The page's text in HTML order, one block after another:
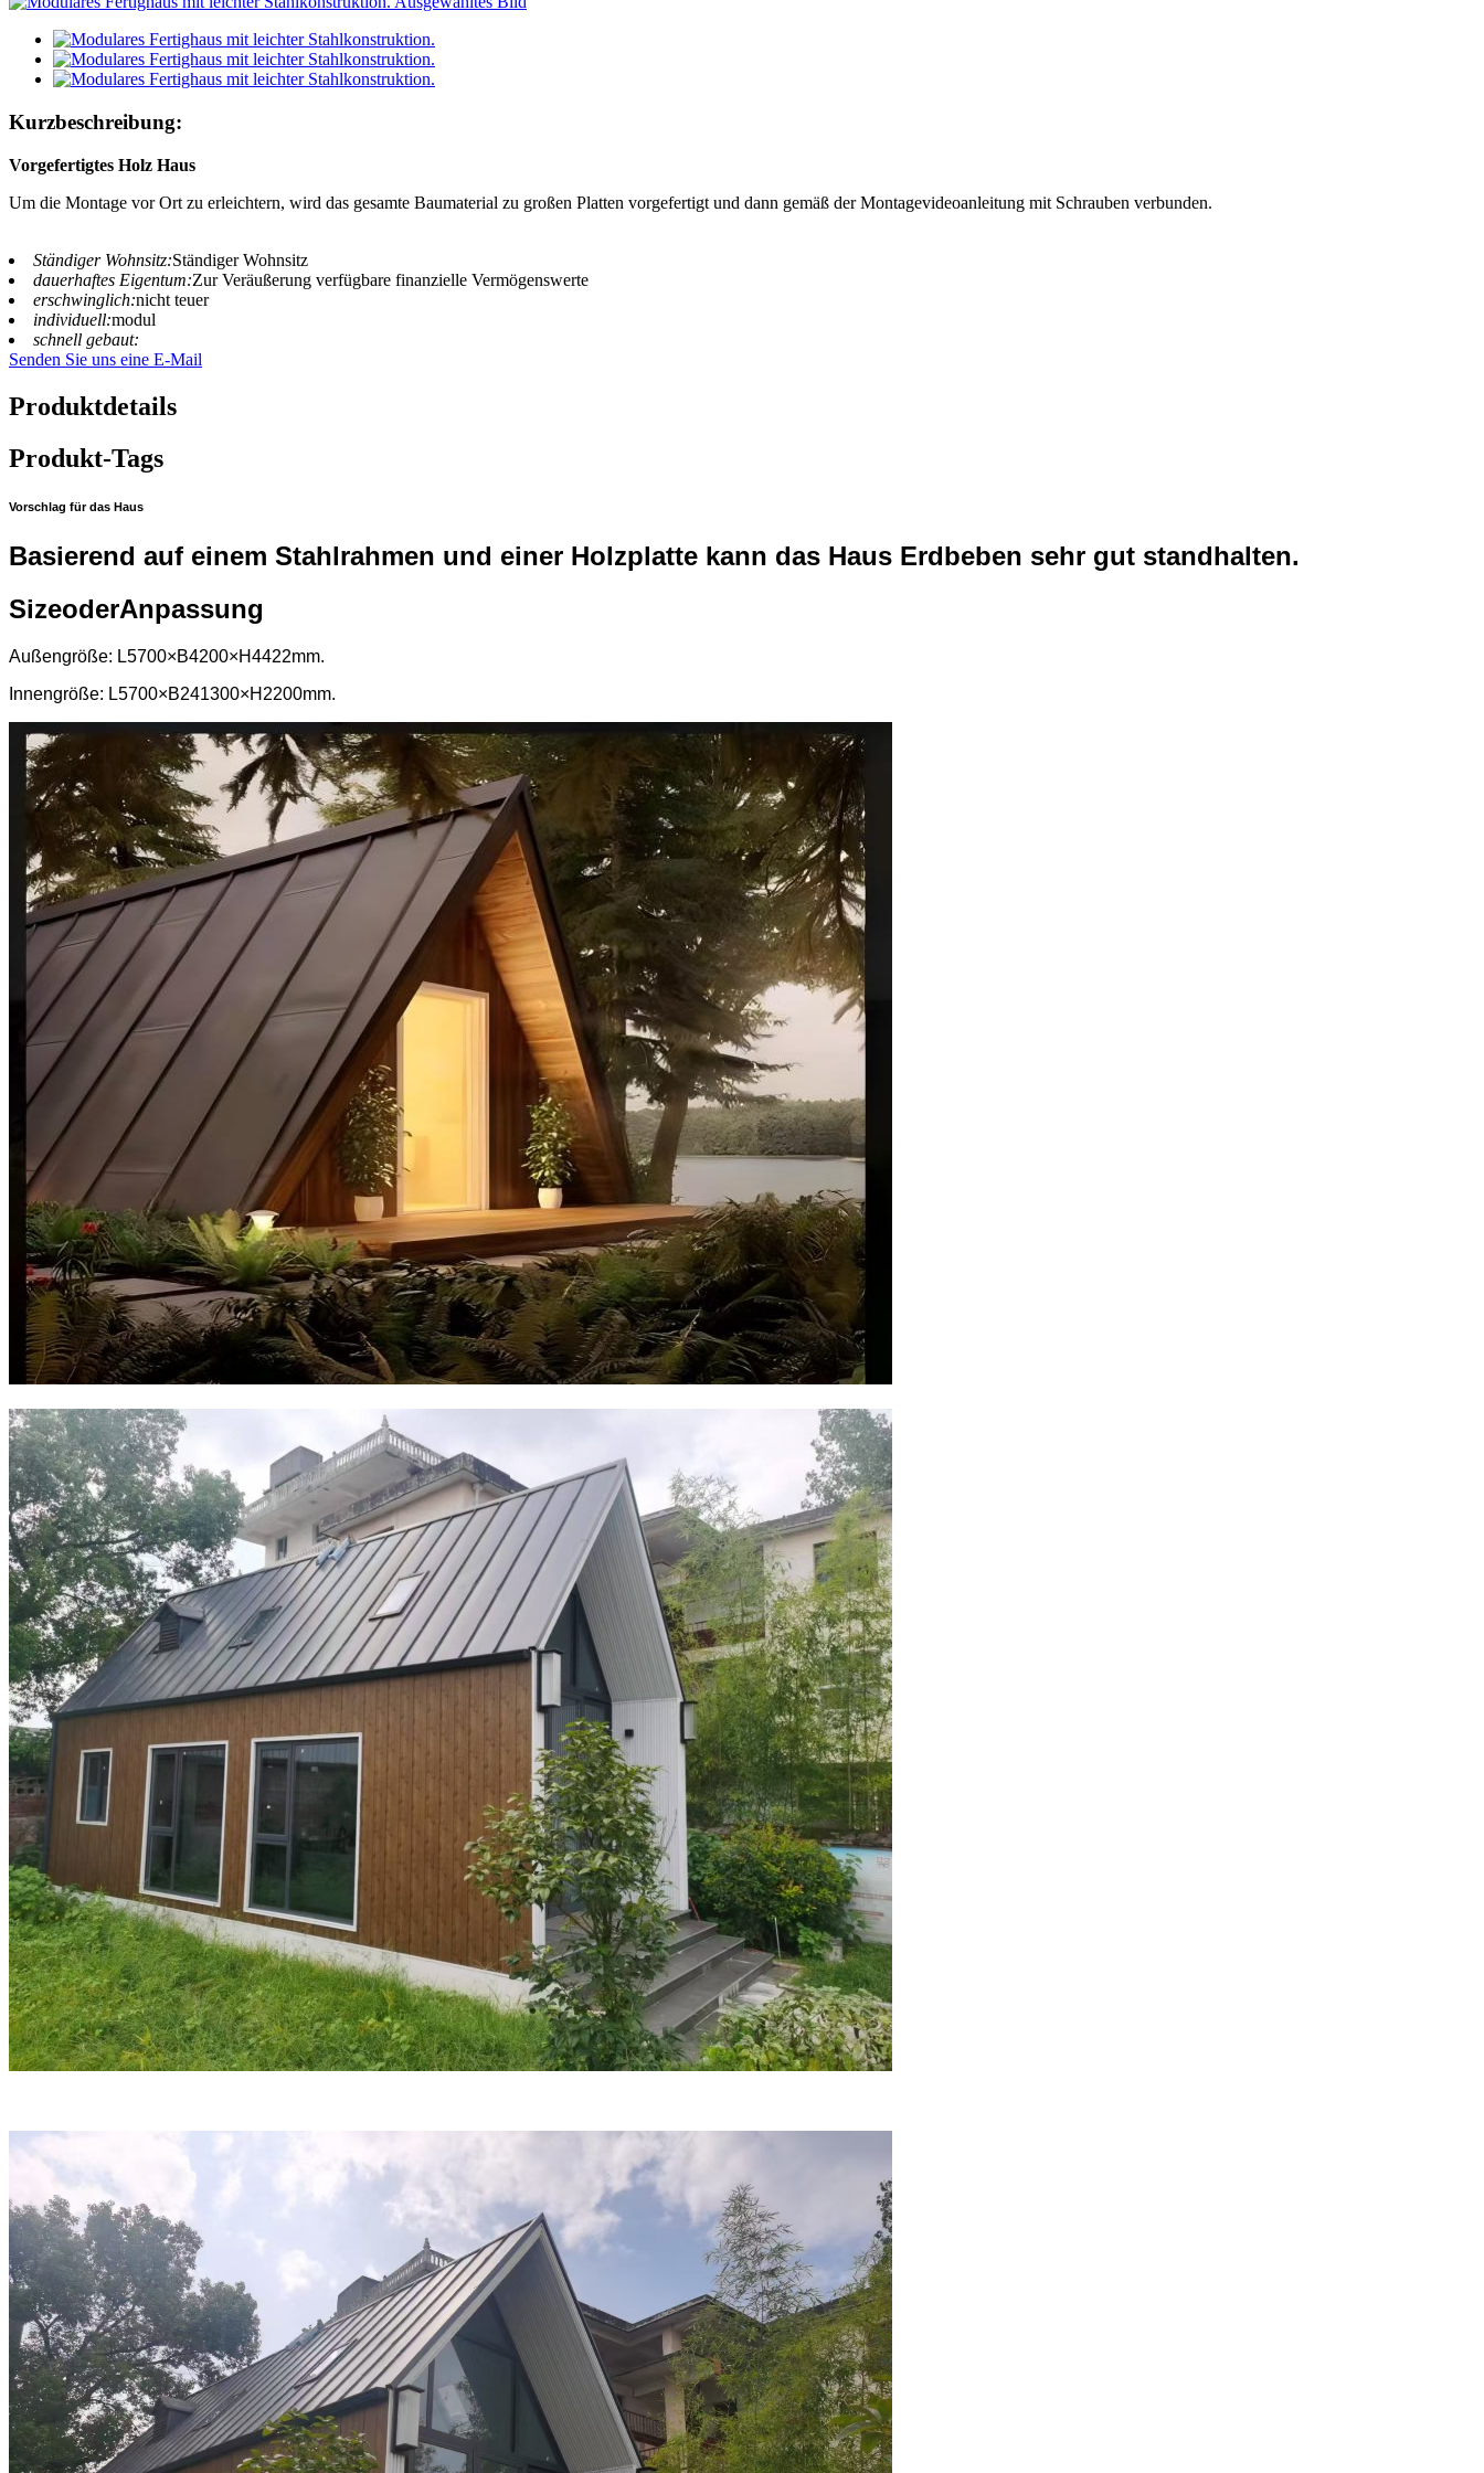
Kurzbeschreibung:
Vorgefertigtes Holz Haus
Um die Montage vor Ort zu erleichtern, wird das gesamte Baumaterial zu großen Platten vorgefertigt und dann gemäß der Montagevideoanleitung mit Schrauben verbunden.
Ständiger Wohnsitz:Ständiger Wohnsitz
dauerhaftes Eigentum:Zur Veräußerung verfügbare finanzielle Vermögenswerte
erschwinglich:nicht teuer
individuell:modul
schnell gebaut:
Senden Sie uns eine E-Mail
Produktdetails
Produkt-Tags
Vorschlag für das Haus
Basierend auf einem Stahlrahmen und einer Holzplatte kann das Haus Erdbeben sehr gut standhalten.
SizeoderAnpassung
Außengröße: L5700×B4200×H4422mm.
Innengröße: L5700×B241300×H2200mm.